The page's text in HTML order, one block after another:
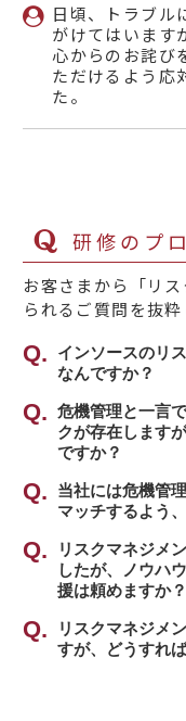
日頃、トラブル
がけてはいます
心からのお詫び
ただけるよう応
た。
研修のプ
お客さまから「リ
られるご質問を抜
インソースのリ
なんですか？
インソースの
大の特徴は、
習です。演習
「対応方針の
座学だけでな
す。
研修では、①「
るか」を洗い
「優先順位付
生した場合、ど
生を予防する
危機管理と一言
クが存在します
ですか？
仕事上のミス
ク)、顧客サー
(クレームリス
じる悪い評判
事に関するルー
起きる可能性
インソースで
で、「潜んで
当社には危機管
マッチするよう
可能でござい
実施するにあ
リスク対策教育
と考えておりま
危機管理マニュ
おすすめいた
リスクマネジメ
したが、ノウハ
援は頼めますか？
１．研修内製
研修内製化サー
リスクマネジメ
すが、どうすれ
ｅラーニング